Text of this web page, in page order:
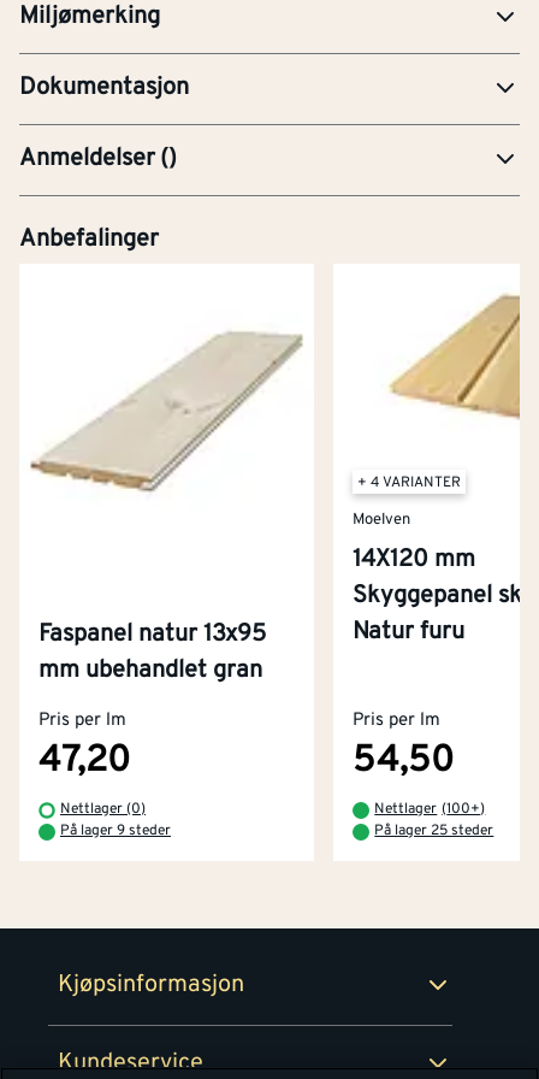
Miljømerking
Dokumentasjon
YTE-Ytelseserklæring (CE-merking)
Anmeldelser()
Anbefalinger
Faspanel natur 13x95
mm ubehandlet gran
Pris per lm
47,20
Nettlager (0)
På lager 9 steder
+ 4 VARIANTER
Moelven
14X120 mm
Skyggepanel
Natur furu
Pris per lm
54,50
Nettlager (100+)
På lager 25 steder
Kjøpsinformasjon
Kjøpsbetingelser
Retur- og angrerettsskjema
Kundeservice
Kontakt oss
Tjenester
Montér Klubb
Om Montér
Byggevarehus og åpningstider
Prismatch
Personvern